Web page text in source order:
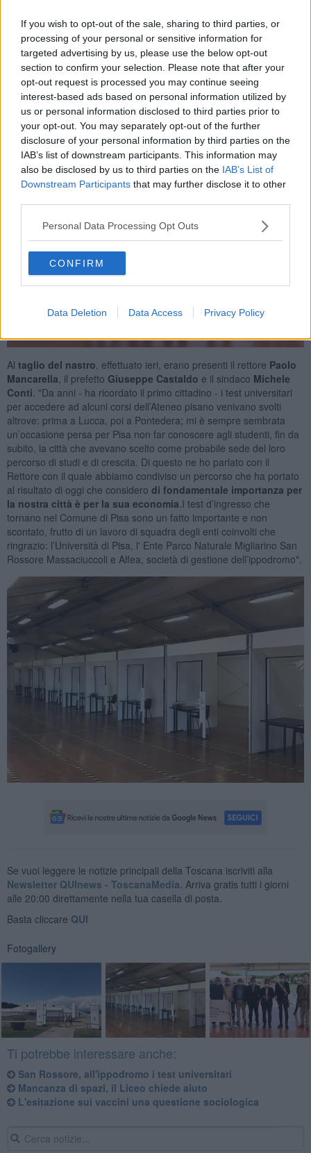
If you wish to opt-out of the sale, sharing to third parties, or
processing of your personal or sensitive information for
targeted advertising by us, please use the below opt-out
section to confirm your selection. Please note that after your
opt-out request is processed you may continue seeing
interest-based ads based on personal information utilized by
us or personal information disclosed to third parties prior to
your opt-out. You may separately opt-out of the further
disclosure of your personal information by third parties on the
IAB’s list of downstream participants. This information may
also be disclosed by us to third parties on the IAB’s List of
Downstream Participants that may further disclose it to other
Personal Data Processing Opt Outs
CONFIRM
Data Deletion Data Access Privacy Policy
della salute (13 Settembre, 701 iscritti), Professioni sanitarie (14
Settembre, 2.069 iscritti, Scienze della formazione primaria (17
Settembre, 467 iscritti), Specializzazione sostegno scuola infanzia e
Psicologia clinica e della salute (20 Settembre, 136 iscritti), Scienze
tecniche delle attività motorie preventive e adattate e
Specializzazione sostegno scuola primaria (23 Settembre),
Specializzazione sostegno scuola secondaria di primo grado (24
Settembre), Specializzazione sostegno scuola secondaria di
secondo grado (30 Settembre).
Al taglio del nastro, effettuato ieri, erano presenti il rettore Paolo
Mancarella, il prefetto Giuseppe Castaldo e il sindaco Michele
Conti. "Da anni - ha ricordato il primo cittadino - i test universitari
per accedere ad alcuni corsi dell’Ateneo pisano venivano svolti
altrove: prima a Lucca, poi a Pontedera; mi è sempre sembrata
un’occasione persa per Pisa non far conoscere agli studenti, fin da
subito, la città che avevano scelto come probabile sede del loro
percorso di studi e di crescita. Di questo ne ho parlato con il
Rettore con il quale abbiamo condiviso un percorso che ha portato
al risultato di oggi che considero di fondamentale importanza per
la nostra città è per la sua economia.I test d’ingresso che
tornano nel Comune di Pisa sono un fatto importante e non
scontato, frutto di un lavoro di squadra degli enti coinvolti che
ringrazio: l’Università di Pisa, l' Ente Parco Naturale Migliarino San
Rossore Massaciuccoli e Alfea, società di gestione dell’ippodromo".
Se vuoi leggere le notizie principali della Toscana iscriviti alla
Newsletter QUInews - ToscanaMedia. Arriva gratis tutti i giorni
alle 20:00 direttamente nella tua casella di posta.
Basta cliccare QUI
Fotogallery
Ti potrebbe interessare anche:
San Rossore, all'ippodromo i test universitari
Mancanza di spazi, il Liceo chiede aiuto
L'esitazione sui vaccini una questione sociologica